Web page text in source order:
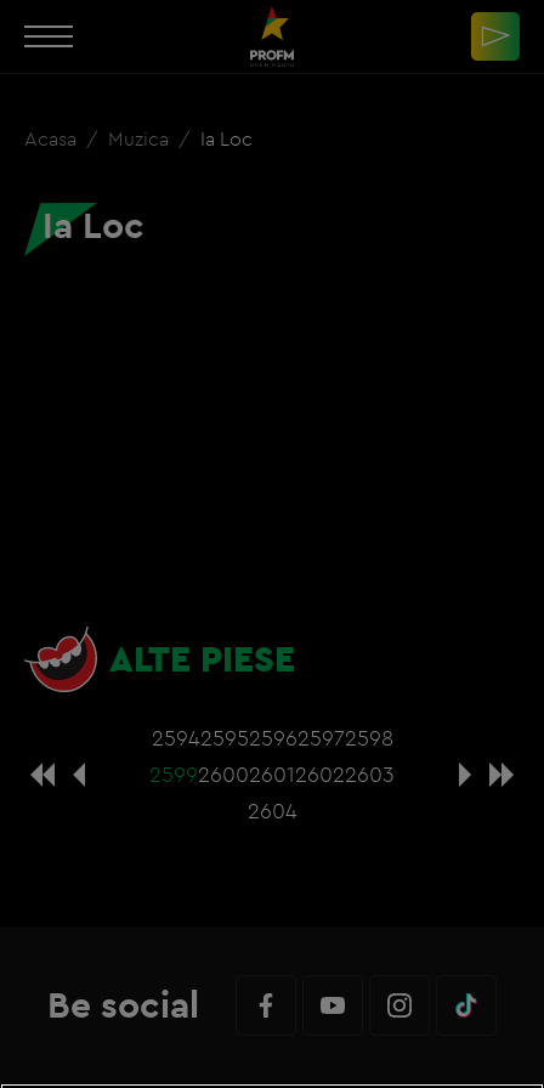
Acasa Muzica Ia Loc
Ia Loc
ALTE PIESE
25942595259625972598
25992600260126022603
2604
Be social